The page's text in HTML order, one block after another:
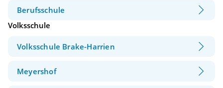
Berufsschule
Volksschule
Volksschule Brake-Harrien
Meyershof